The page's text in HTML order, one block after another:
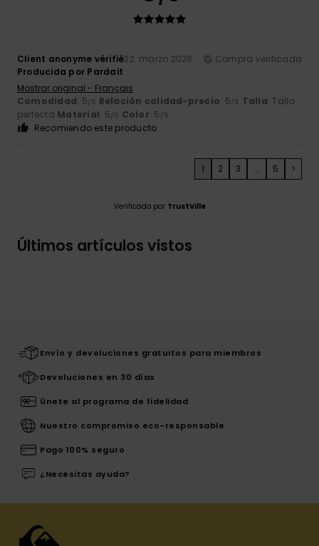
Client anonyme vérifié22. marzo 2026
Compra verificada
Producida por Pardait
Mostrar original - Français
Comodidad: 5/5 Relación calidad-precio: 5/5 Talla: Talla
perfecta Material: 5/5 Color: 5 /5
Recomiendo este producto
1 2 3 ... 5 >
Verificado por TrustVille
Últimos artículos vistos
Envío y devoluciones gratuitos para miembros
Devoluciones en 30 días
Únete al programa de fidelidad
Nuestro compromiso eco-responsable
Pago 100% seguro
¿Necesitas ayuda?